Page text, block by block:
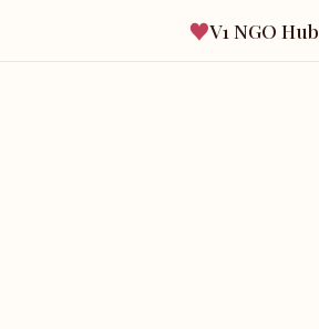
♥V1 NGO Hub